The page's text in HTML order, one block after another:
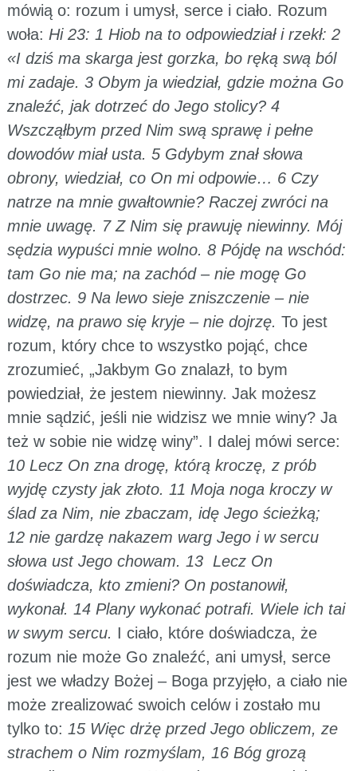
mówią o: rozum i umysł, serce i ciało. Rozum
woła: Hi 23: 1 Hiob na to odpowiedział i rzekł: 2
«I dziś ma skarga jest gorzka, bo ręką swą ból
mi zadaje. 3 Obym ja wiedział, gdzie można Go
znaleźć, jak dotrzeć do Jego stolicy? 4
Wszcząłbym przed Nim swą sprawę i pełne
dowodów miał usta. 5 Gdybym znał słowa
obrony, wiedział, co On mi odpowie… 6 Czy
natrze na mnie gwałtownie? Raczej zwróci na
mnie uwagę. 7 Z Nim się prawuję niewinny. Mój
sędzia wypuści mnie wolno. 8 Pójdę na wschód:
tam Go nie ma; na zachód – nie mogę Go
dostrzec. 9 Na lewo sieje zniszczenie – nie
widzę, na prawo się kryje – nie dojrzę. To jest
rozum, który chce to wszystko pojąć, chce
zrozumieć, „Jakbym Go znalazł, to bym
powiedział, że jestem niewinny. Jak możesz
mnie sądzić, jeśli nie widzisz we mnie winy? Ja
też w sobie nie widzę winy”. I dalej mówi serce:
10 Lecz On zna drogę, którą kroczę, z prób
wyjdę czysty jak złoto. 11 Moja noga kroczy w
ślad za Nim, nie zbaczam, idę Jego ścieżką;
12 nie gardzę nakazem warg Jego i w sercu
słowa ust Jego chowam. 13 Lecz On
doświadcza, kto zmieni? On postanowił,
wykonał. 14 Plany wykonać potrafi. Wiele ich tai
w swym sercu. I ciało, które doświadcza, że
rozum nie może Go znaleźć, ani umysł, serce
jest we władzy Bożej – Boga przyjęło, a ciało nie
może zrealizować swoich celów i zostało mu
tylko to: 15 Więc drżę przed Jego obliczem, ze
strachem o Nim rozmyślam, 16 Bóg grozą